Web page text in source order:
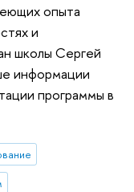
опыта
и
школы Сергей
информации
программы в